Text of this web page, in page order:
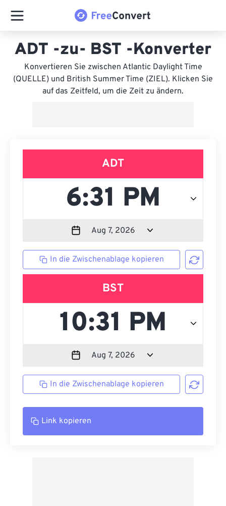
ADT -zu- BST -Konverter
Konvertieren Sie zwischen Atlantic Daylight Time
(QUELLE) und British Summer Time (ZIEL). Klicken Sie
auf das Zeitfeld, um die Zeit zu ändern.
ADT
In die Zwischenablage kopieren
BST
In die Zwischenablage kopieren
Link kopieren